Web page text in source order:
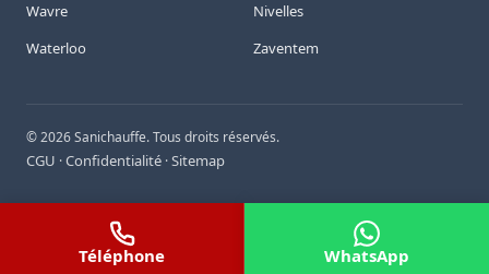
Wavre
Nivelles
Waterloo
Zaventem
©2026Sanichauffe. Tous droits réservés.
CGU ·Confidentialité ·Sitemap